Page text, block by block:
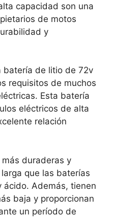
capacidad son una
de motos
y
batería de litio de 72v
requisitos de muchos
Esta batería
eléctricos de alta
relación
duraderas y
que las baterías
ácido. Además, tienen
baja y proporcionan
un período de